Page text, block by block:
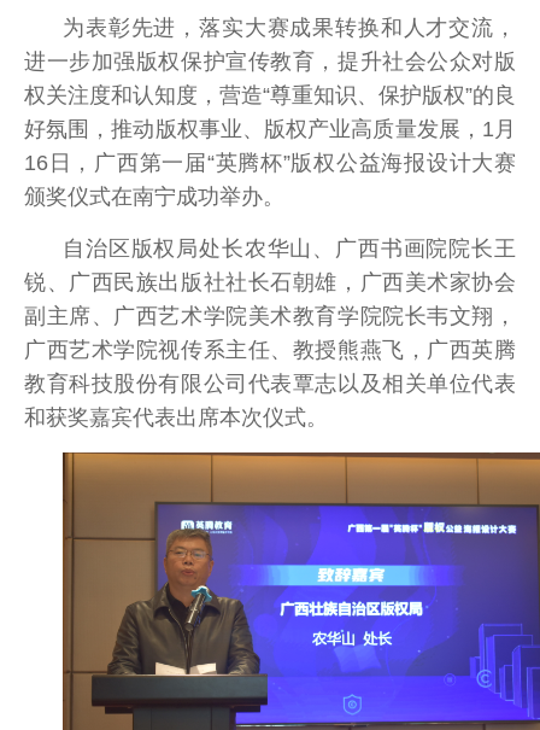
为表彰先进，落实大赛成果转换和人才交流，
进一步加强版权保护宣传教育，提升社会公众对版
权关注度和认知度，营造“尊重知识、保护版权”的良
好氛围，推动版权事业、版权产业高质量发展，1月
16日，广西第一届“英腾杯”版权公益海报设计大赛
颁奖仪式在南宁成功举办。
自治区版权局处长农华山、广西书画院院长王
锐、广西民族出版社社长石朝雄，广西美术家协会
副主席、广西艺术学院美术教育学院院长韦文翔，
广西艺术学院视传系主任、教授熊燕飞，广西英腾
教育科技股份有限公司代表覃志以及相关单位代表
和获奖嘉宾代表出席本次仪式。